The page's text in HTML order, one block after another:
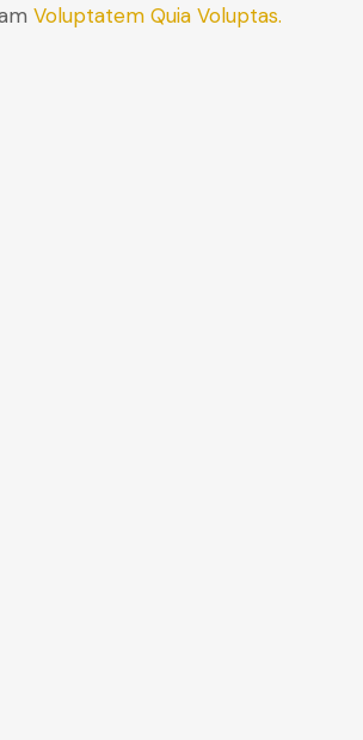
Voluptatem Quia Voluptas.